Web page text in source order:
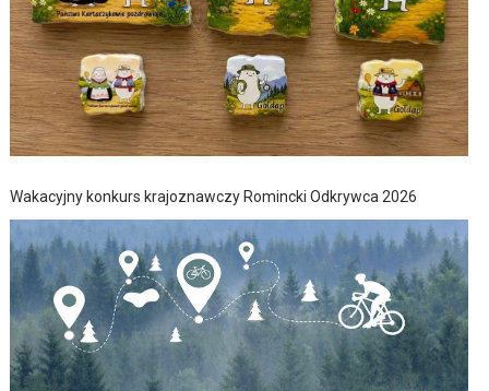
Wakacyjny konkurs krajoznawczy Romincki Odkrywca 2026